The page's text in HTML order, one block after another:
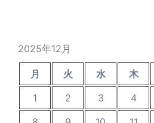
2025年12月
月 火 水 木
1
2 3 4